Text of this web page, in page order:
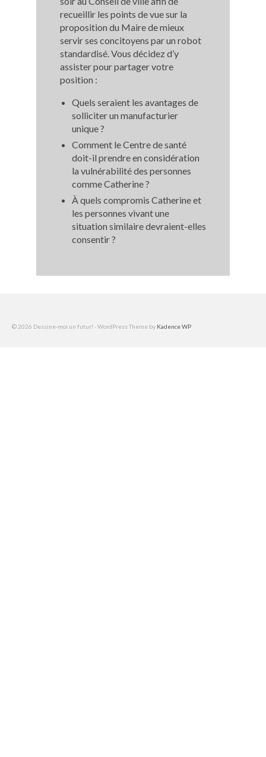
recueillir les points de vue sur la
proposition du Maire de mieux
servir ses concitoyens par un robot
standardisé. Vous décidez d’y
assister pour partager votre
position :
Quels seraient les avantages de
solliciter un manufacturier
unique ?
Comment le Centre de santé
doit-il prendre en considération
la vulnérabilité des personnes
comme Catherine ?
À quels compromis Catherine et
les personnes vivant une
situation similaire devraient-elles
consentir ?
© 2026 Dessine-moi un futur! - WordPress Theme by Kadence WP